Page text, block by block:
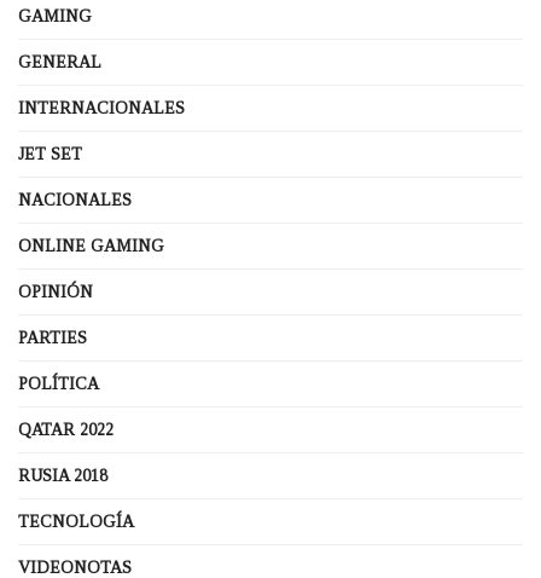
GAMING
GENERAL
INTERNACIONALES
JET SET
NACIONALES
ONLINE GAMING
OPINIÓN
PARTIES
POLÍTICA
QATAR 2022
RUSIA 2018
TECNOLOGÍA
VIDEONOTAS